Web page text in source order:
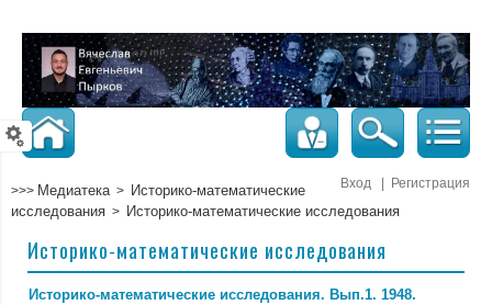
Вход Регистрация
>>> Медиатека> Историко-математические
исследования > Историко-математические исследования
Историко-математические исследования
Историко-математические исследования. Вып.1. 1948.